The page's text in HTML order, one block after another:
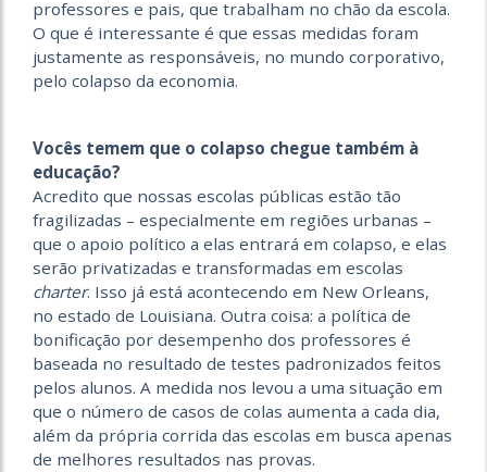
professores e pais, que trabalham no chão da escola.
O que é interessante é que essas medidas foram
justamente as responsáveis, no mundo corporativo,
pelo colapso da economia.
Vocês temem que o colapso chegue também à
educação?
Acredito que nossas escolas públicas estão tão
fragilizadas – especialmente em regiões urbanas –
que o apoio político a elas entrará em colapso, e elas
serão privatizadas e transformadas em escolas
charter. Isso já está acontecendo em New Orleans,
no estado de Louisiana. Outra coisa: a política de
bonificação por desempenho dos professores é
baseada no resultado de testes padronizados feitos
pelos alunos. A medida nos levou a uma situação em
que o número de casos de colas aumenta a cada dia,
além da própria corrida das escolas em busca apenas
de melhores resultados nas provas.